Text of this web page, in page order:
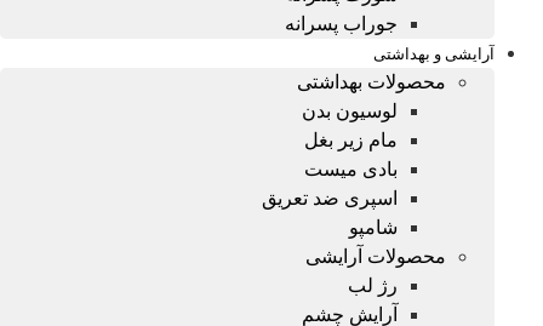
جوراب پسرانه
آرایشی و بهداشتی
محصولات بهداشتی
لوسیون بدن
مام زیر بغل
بادی میست
اسپری ضد تعریق
شامپو
محصولات آرایشی
رژ لب
آرایش چشم